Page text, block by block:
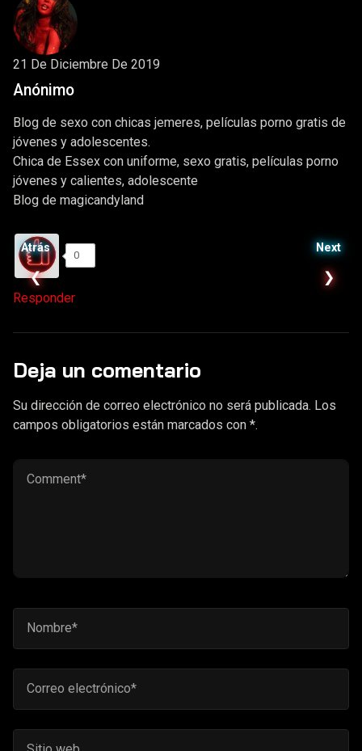
21 De Diciembre De 2019
Anónimo
Blog de sexo con chicas jemeres, películas porno gratis de
jóvenes y adolescentes.
Chica de Essex con uniforme, sexo gratis, películas porno
jóvenes y calientes, adolescente
Blog de magicandyland
0
Responder
Deja un comentario
Su dirección de correo electrónico no será publicada. Los
campos obligatorios están marcados con *.
Atrás
❮
Next
❯